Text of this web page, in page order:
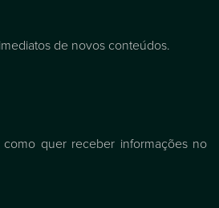
de novos conteúdos.
como quer receber informações no